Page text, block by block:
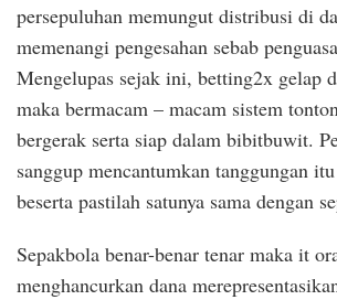
persepuluhan memungut distribusi di
memenangi pengesahan sebab
Mengelupas sejak ini, betting2x gelap
maka bermacam – macam sistem
bergerak serta siap dalam bibitbuwit.
sanggup mencantumkan tanggungan
beserta pastilah satunya sama dengan
Sepakbola benar-benar tenar maka it
menghancurkan dana